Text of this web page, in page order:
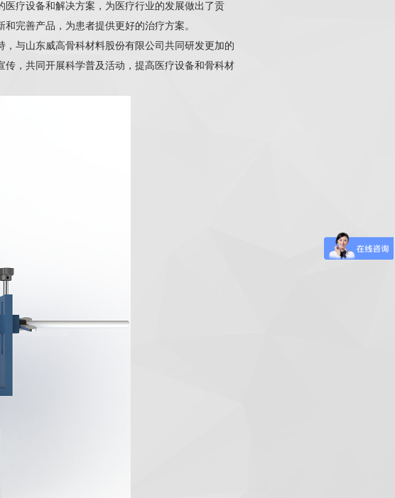
疗设备和解决方案，为医疗行业的发展做出了贡
完善产品，为患者提供更好的治疗方案。
与山东威高骨科材料股份有限公司共同研发更加的
，共同开展科学普及活动，提高医疗设备和骨科材